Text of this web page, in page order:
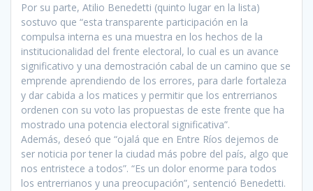
Por su parte, Atilio Benedetti (quinto lugar en la lista)
sostuvo que “esta transparente participación en la
compulsa interna es una muestra en los hechos de la
institucionalidad del frente electoral, lo cual es un avance
significativo y una demostración cabal de un camino que se
emprende aprendiendo de los errores, para darle fortaleza
y dar cabida a los matices y permitir que los entrerrianos
ordenen con su voto las propuestas de este frente que ha
mostrado una potencia electoral significativa”.
Además, deseó que “ojalá que en Entre Ríos dejemos de
ser noticia por tener la ciudad más pobre del país, algo que
nos entristece a todos”. “Es un dolor enorme para todos
los entrerrianos y una preocupación”, sentenció Benedetti.